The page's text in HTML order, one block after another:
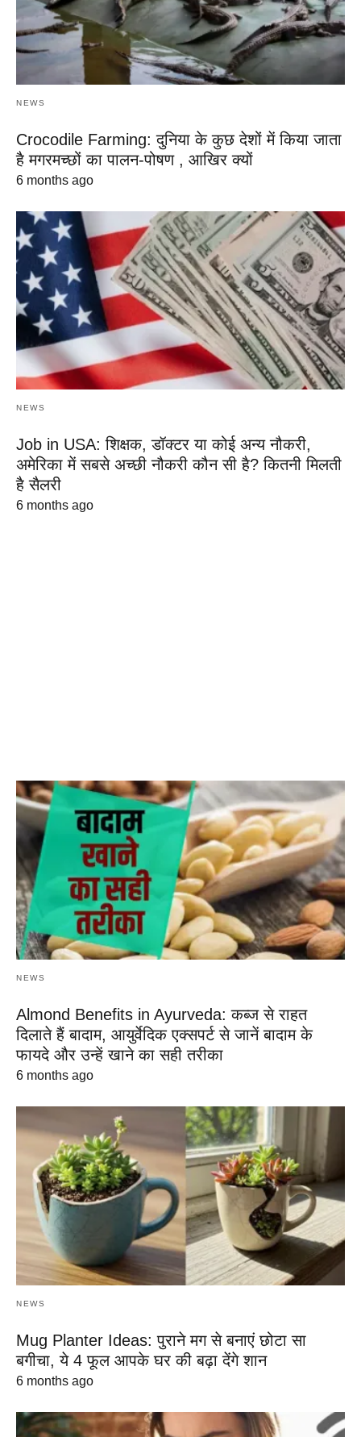
NEWS
Crocodile Farming: दुनिया के कुछ देशों में किया जाता
है मगरमच्छों का पालन-पोषण , आखिर क्यों
6 months ago
NEWS
Job in USA: शिक्षक, डॉक्टर या कोई अन्य नौकरी,
अमेरिका में सबसे अच्छी नौकरी कौन सी है? कितनी मिलती
है सैलरी
6 months ago
NEWS
Almond Benefits in Ayurveda: कब्ज से राहत
दिलाते हैं बादाम, आयुर्वेदिक एक्सपर्ट से जानें बादाम के
फायदे और उन्हें खाने का सही तरीका
6 months ago
NEWS
Mug Planter Ideas: पुराने मग से बनाएं छोटा सा
बगीचा, ये 4 फूल आपके घर की बढ़ा देंगे शान
6 months ago